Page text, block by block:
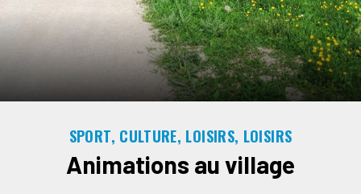
SPORT, CULTURE, LOISIRS, LOISIRS
Animations au village